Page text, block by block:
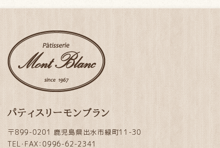
パティスリーモンブラン
〒899-0201 鹿児島県出水市緑町11-30
TEL・FAX：0996-62-2341